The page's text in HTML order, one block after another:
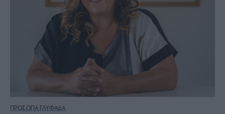
ΠΡΟΣΩΠΑ ΓΛΥΦΑΔΑ